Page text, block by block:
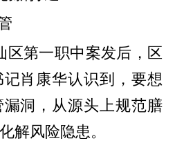
区第一职中案发后，区
肖康华认识到，要想
洞，从源头上规范膳
解风险隐患。